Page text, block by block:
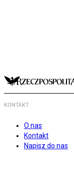
KONTAKT
O nas
Kontakt
Napisz do nas